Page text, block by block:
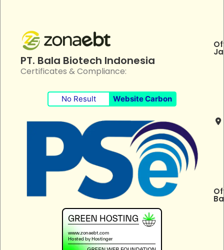
PT. Bala Biotech Indonesia
Certificates & Compliance:
No Result Website Carbon